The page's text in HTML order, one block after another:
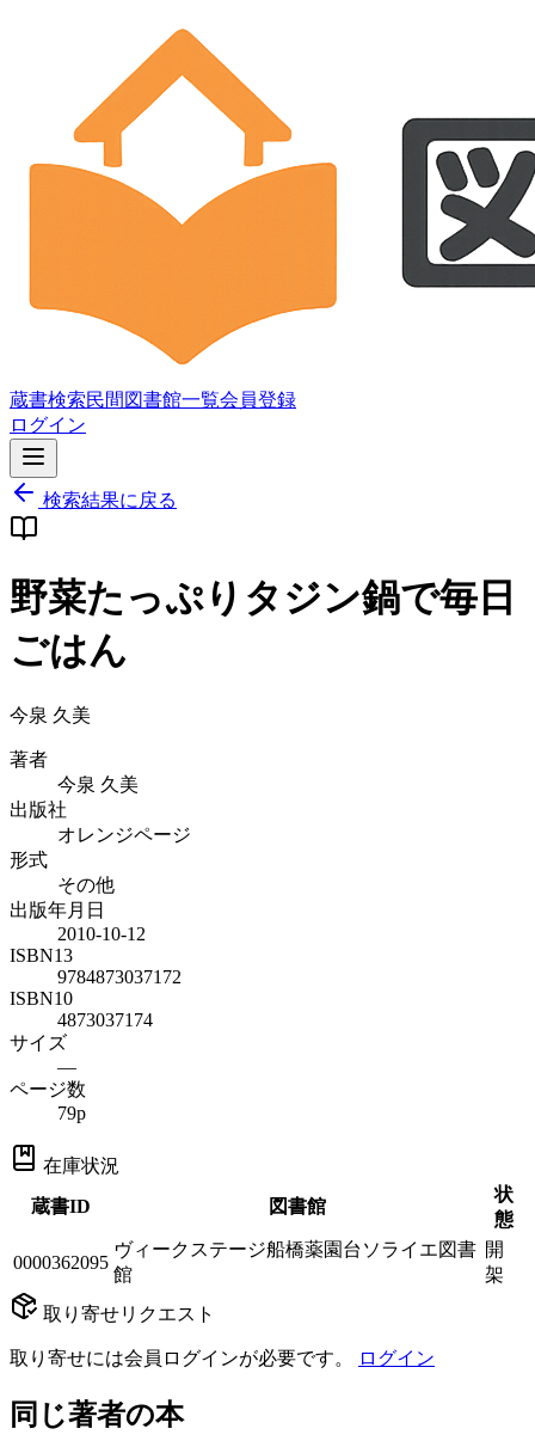
蔵書検索民間図書館一覧会員登録
ログイン
検索結果に戻る
野菜たっぷりタジン鍋で毎日
ごはん
今泉 久美
著者
今泉 久美
出版社
オレンジページ
形式
その他
出版年月日
2010-10-12
ISBN13
9784873037172
ISBN10
4873037174
サイズ
—
ページ数
79p
在庫状況
蔵書ID
図書館
状
態
0000362095
ヴィークステージ船橋薬園台ソライエ図書
館
開
架
取り寄せリクエスト
取り寄せには会員ログインが必要です。 ログイン
同じ著者の本